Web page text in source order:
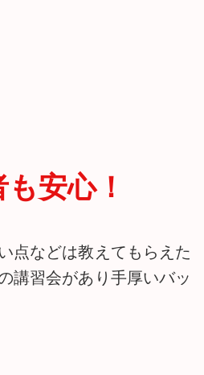
安心！
点などは教えてもらえた
講習会があり手厚いバッ